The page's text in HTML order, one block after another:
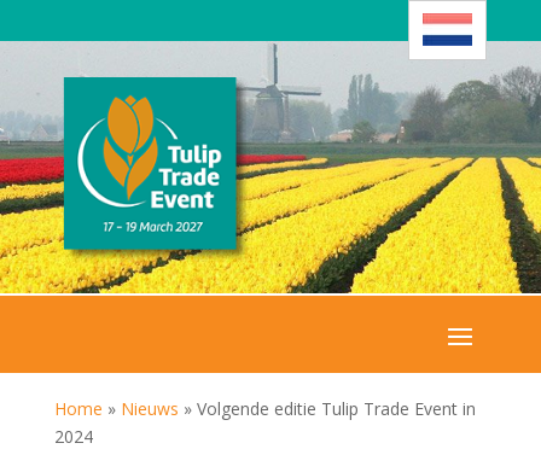
Home » Nieuws » Volgende editie Tulip Trade Event in
2024